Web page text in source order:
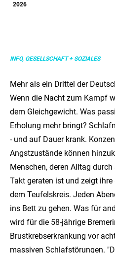
2026
INFO, GESELLSCHAFT + SOZIALES
Mehr als ein Drittel der
Wenn die Nacht zum Kampf
dem Gleichgewicht. Was
Erholung mehr bringt?
- und auf Dauer krank.
Angstzustände können
Menschen, deren Alltag
Takt geraten ist und zeigt
dem Teufelskreis. Jeden
ins Bett zu gehen. Was für
wird für die 58-jährige
Brustkrebserkrankung vor
massiven Schlafstörungen.